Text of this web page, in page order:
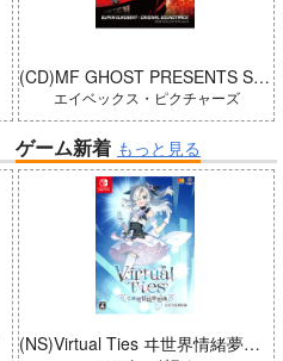
(CD)MF GHOST PRESENTS SUPER EUROBEAT × ORIGINAL SOUNDTRACK NEW COLLECTION Vol.3
エイベックス・ピクチャーズ
ゲーム新着 もっと見る
(NS)Virtual Ties ヰ世界情緒夢想曲 完全生産限定版